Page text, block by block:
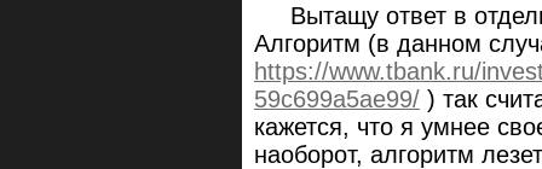
Вытащу ответ в
Алгоритм (в данном
https://www.tbank.ru/
59c699a5ae99/ ) так
кажется, что я умнее
наоборот, алгоритм